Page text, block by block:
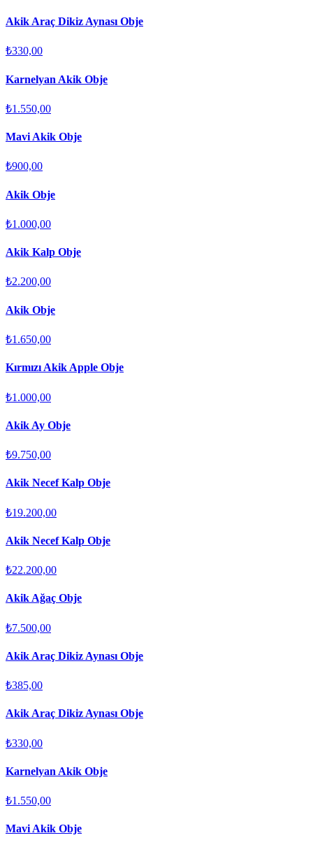
Akik Araç Dikiz Aynası Obje
₺330,00
Karnelyan Akik Obje
₺1.550,00
Mavi Akik Obje
₺900,00
Akik Obje
₺1.000,00
Akik Kalp Obje
₺2.200,00
Akik Obje
₺1.650,00
Kırmızı Akik Apple Obje
₺1.000,00
Akik Ay Obje
₺9.750,00
Akik Necef Kalp Obje
₺19.200,00
Akik Necef Kalp Obje
₺22.200,00
Akik Ağaç Obje
₺7.500,00
Akik Araç Dikiz Aynası Obje
₺385,00
Akik Araç Dikiz Aynası Obje
₺330,00
Karnelyan Akik Obje
₺1.550,00
Mavi Akik Obje